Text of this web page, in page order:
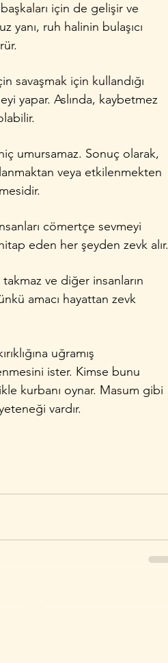
için de gelişir ve
yanı, ruh halinin bulaşıcı
savaşmak için kullandığı
yapar. Aslında, kaybetmez
hiç umursamaz. Sonuç olarak,
veya etkilenmekten
cömertçe sevmeyi
eden her şeyden zevk alır.
ve diğer insanların
amacı hayattan zevk
uğramış
ister. Kimse bunu
kurbanı oynar. Masum gibi
vardır.